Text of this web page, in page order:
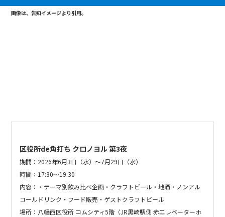
画像は、告知イメージより引用。
区役所de角打ち クロノヨル第3夜
期間： 2026年6月3日（水）〜7月29日（水）
時間：17:30〜19:30
内容：・テーマ別飲み比べ企画・クラフトビール・地酒・ノンアル
コールドリンク・フード販売・ゲストクラフトビール
場所：八幡西区役所 コムシティ5階（JR黒崎駅側 赤エレベーターホ